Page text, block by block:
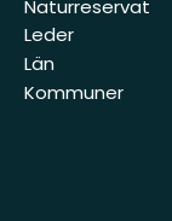
Naturreservat
Leder
Län
Kommuner